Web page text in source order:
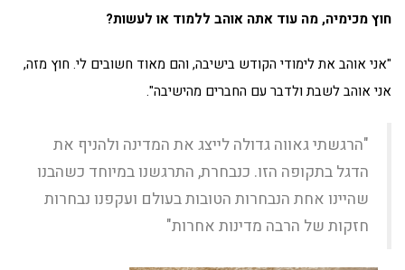
חוץ מכימיה, מה עוד אתה אוהב ללמוד או לעשות?
"אני אוהב את לימודי הקודש בישיבה, והם מאוד חשובים לי. חוץ מזה,
אני אוהב לשבת ולדבר עם החברים מהישיבה".
"הרגשתי גאווה גדולה לייצג את המדינה ולהניף את
הדגל בתקופה הזו. כנבחרת, התרגשנו במיוחד כשהבנו
שהיינו אחת הנבחרות הטובות בעולם ועקפנו נבחרות
חזקות של הרבה מדינות אחרות"